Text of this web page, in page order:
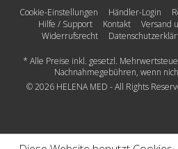
Cookie-Einstellungen Händler-Login
Hilfe / Support
Kontakt
Versand
Widerrufsrecht
* Alle Preise inkl. gesetzl.
Nachnahmegebühren, wenn
© 2026 HELENA MED - All Rights